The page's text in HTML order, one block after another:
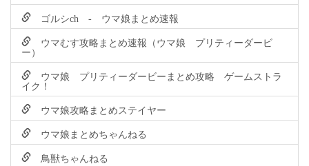
ゴルシch - ウマ娘まとめ速報
ウマむす攻略まとめ速報（ウマ娘 プリティーダービ
ー）
ウマ娘 プリティーダービーまとめ攻略 ゲームストラ
イク！
ウマ娘攻略まとめステイヤー
ウマ娘まとめちゃんねる
鳥獣ちゃんねる